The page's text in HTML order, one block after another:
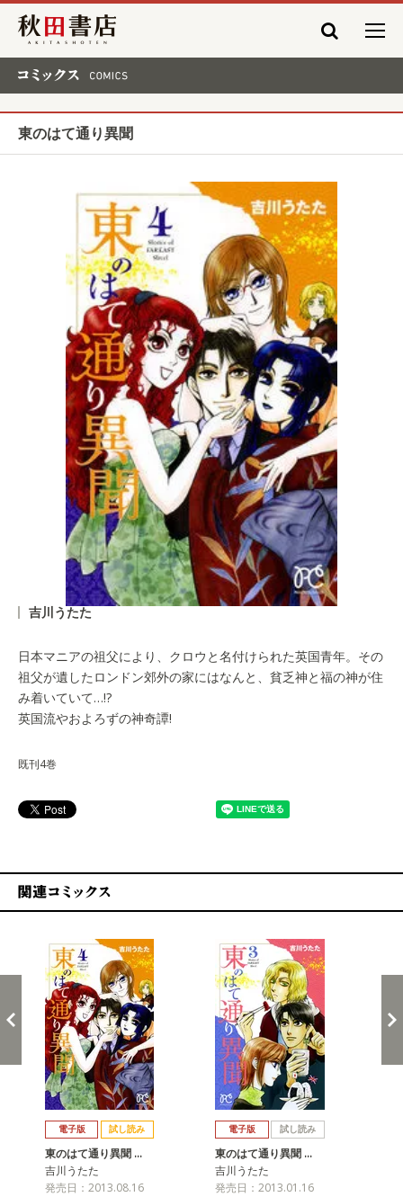
秋田書店
東のはて通り異聞
吉川うたた
日本マニアの祖父により、クロウと名付けられた英国青年。その
祖父が遺したロンドン郊外の家にはなんと、貧乏神と福の神が住
み着いていて…!?
英国流やおよろずの神奇譚!
既刊4巻
電子版 試し読み
東のはて通り異聞 …
吉川うたた
発売日：2013.08.16
電子版 試し読み
東のはて通り異聞 …
吉川うたた
発売日：2013.01.16